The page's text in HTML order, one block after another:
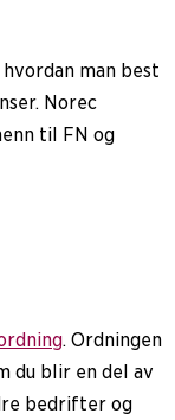
man best
Norec
til FN og
. Ordningen
du blir en del av
bedrifter og